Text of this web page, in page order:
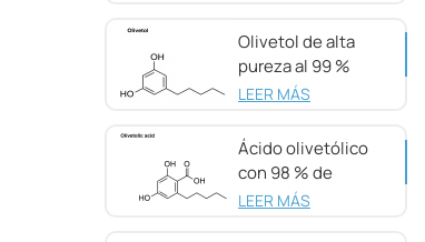
Olivetol de alta
pureza al 99 %
CAS 500-66-3
LEER MÁS
Ácido olivetólico
con 98 % de
pureza CAS 491-
LEER MÁS